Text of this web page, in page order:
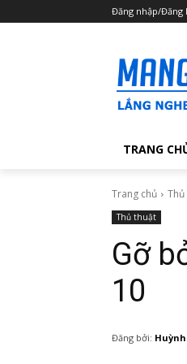
Đăng nhập/Đăng
TRANG
Trang chủ
Thủ thuật
Gỡ
10
Đăng bởi: